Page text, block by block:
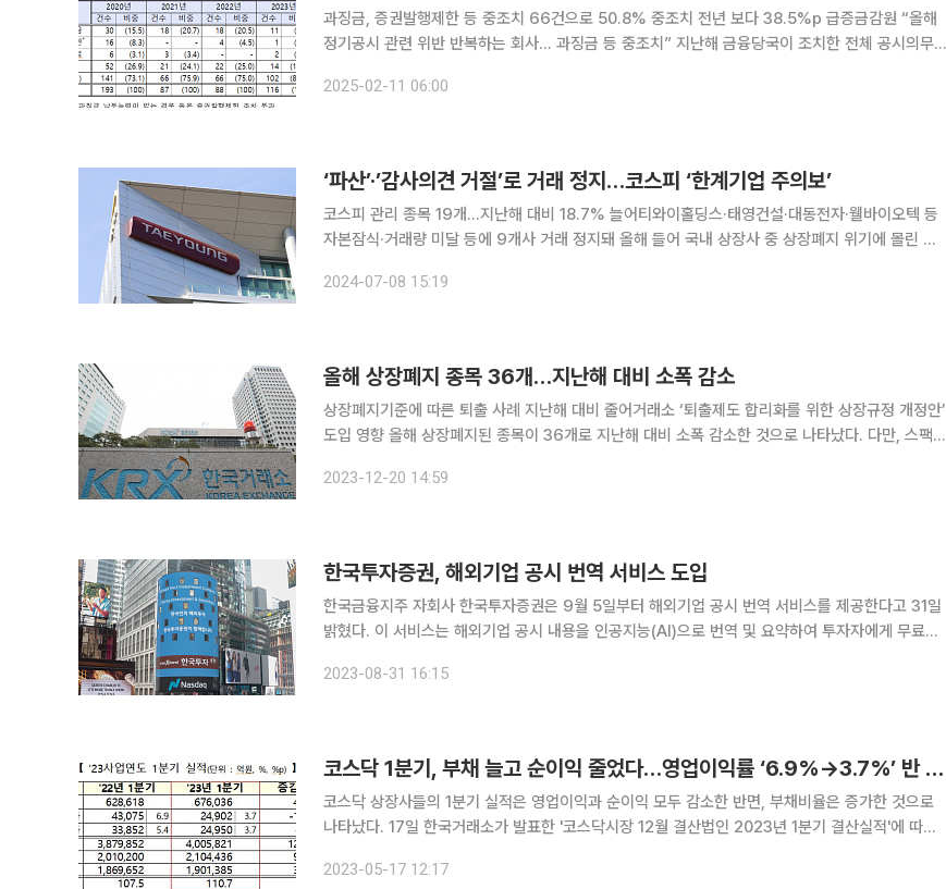
과징금, 증권발행제한 등 중조치 66건으로 50.8% 중조치 전년 보다 38.5%p 급증금감원 “올해
정기공시 관련 위반 반복하는 회사… 과징금 등 중조치” 지난해 금융당국이 조치한 전체 공시의무
해 상장법인 등의 자본시장법상 공시의무 위반에 대해 총 130
2025-02-11 06:00
‘파산’·’감사의견 거절’로 거래 정지…코스피 ‘한계기업 주의보’
코스피 관리 종목 19개…지난해 대비 18.7% 늘어티와이홀딩스·태영건설·대동전자·웰바이오텍 등
자본잠식·거래량 미달 등에 9개사 거래 정지돼 올해 들어 국내 상장사 중 상장폐지 위기에 몰린 한
모나 거래량이 기준에 미치지 못하면서 존폐 기로에 놓이게 됐다.
2024-07-08 15:19
올해 상장폐지 종목 36개…지난해 대비 소폭 감소
상장폐지기준에 따른 퇴출 사례 지난해 대비 줄어거래소 ‘퇴출제도 합리화를 위한 상장규정 개정안’
도입 영향 올해 상장폐지된 종목이 36개로 지난해 대비 소폭 감소한 것으로 나타났다. 다만, 스팩
늘어나는 등 감사의견 거절 혹은 상폐 요건 발생에 따른 상장폐
2023-12-20 14:59
한국투자증권, 해외기업 공시 번역 서비스 도입
한국금융지주 자회사 한국투자증권은 9월 5일부터 해외기업 공시 번역 서비스를 제공한다고 31일
밝혔다. 이 서비스는 해외기업 공시 내용을 인공지능(AI)으로 번역 및 요약하여 투자자에게 무료로
의 공시가 대상이다. 공시 후 5분 이내에 제공되고, 번역
2023-08-31 16:15
코스닥 1분기, 부채 늘고 순이익 줄었다…영업이익률 ‘6.9%→3.7%’ 반 토막
코스닥 상장사들의 1분기 실적은 영업이익과 순이익 모두 감소한 반면, 부채비율은 증가한 것으로
나타났다. 17일 한국거래소가 발표한 '코스닥시장 12월 결산법인 2023년 1분기 결산실적'에 따르
미제출, 상장폐지 사유 발생, 외국기업, 결산기변경 등 상
2023-05-17 12:17